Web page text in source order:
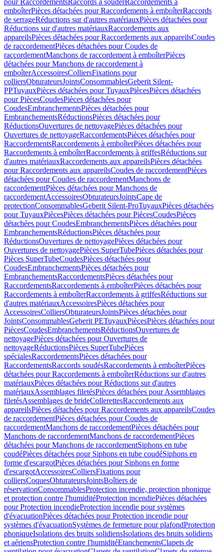
pour RaccordementsRaccords à souderRaccordements à
emboîterPièces détachées pour Raccordements à emboîterRaccords
de serrageRéductions sur d'autres matériauxPièces détachées pour
Réductions sur d'autres matériauxRaccordements aux
appareilsPièces détachées pour Raccordements aux appareilsCoudes
de raccordementPièces détachées pour Coudes de
raccordementManchons de raccordement à emboîterPièces
détachées pour Manchons de raccordement à
emboîterAccessoiresColliersFixations pour
colliersObturateursJointsConsommablesGeberit Silent-
PPTuyauxPièces détachées pour TuyauxPiècesPièces détachées
pour PiècesCoudesPièces détachées pour
CoudesEmbranchementsPièces détachées pour
EmbranchementsRéductionsPièces détachées pour
RéductionsOuvertures de nettoyagePièces détachées pour
Ouvertures de nettoyageRaccordementsPièces détachées pour
RaccordementsRaccordements à emboîterPièces détachées pour
Raccordements à emboîterRaccordements à griffesRéductions sur
d'autres matériauxRaccordements aux appareilsPièces détachées
pour Raccordements aux appareilsCoudes de raccordementPièces
détachées pour Coudes de raccordementManchons de
raccordementPièces détachées pour Manchons de
raccordementAccessoiresObturateursJointsCape de
protectionConsommablesGeberit Silent-ProTuyauxPièces détachées
pour TuyauxPiècesPièces détachées pour PiècesCoudesPièces
détachées pour CoudesEmbranchementsPièces détachées pour
EmbranchementsRéductionsPièces détachées pour
RéductionsOuvertures de nettoyagePièces détachées pour
Ouvertures de nettoyagePièces SuperTubePièces détachées pour
Pièces SuperTubeCoudesPièces détachées pour
CoudesEmbranchementsPièces détachées pour
EmbranchementsRaccordementsPièces détachées pour
RaccordementsRaccordements à emboîterPièces détachées pour
Raccordements à emboîterRaccordements à griffesRéductions sur
d'autres matériauxAccessoiresPièces détachées pour
AccessoiresColliersObturateursJointsPièces détachées pour
JointsConsommablesGeberit PETuyauxPiècesPièces détachées pour
PiècesCoudesEmbranchementsRéductionsOuvertures de
nettoyagePièces détachées pour Ouvertures de
nettoyageRéductionsPièces SuperTubePièces
spécialesRaccordementsPièces détachées pour
RaccordementsRaccords soudésRaccordements à emboîterPièces
détachées pour Raccordements à emboîterRéductions sur d'autres
matériauxPièces détachées pour Réductions sur d'autres
matériauxAssemblages filetésPièces détachées pour Assemblages
filetésAssemblages de brideCollerettesRaccordements aux
appareilsPièces détachées pour Raccordements aux appareilsCoudes
de raccordementPièces détachées pour Coudes de
raccordementManchons de raccordementPièces détachées pour
Manchons de raccordementManchons de raccordementPièces
détachées pour Manchons de raccordementSiphons en tube
coudéPièces détachées pour Siphons en tube coudéSiphons en
forme d'escargotPièces détachées pour Siphons en forme
d'escargotAccessoiresColliersFixations pour
colliersCoquesObturateursJointsBoîtiers de
réservationConsommablesProtection incendie, protection phonique
et protection contre l'humiditéProtection incendiePièces détachées
pour Protection incendieProtection incendie pour systèmes
d'évacuationPièces détachées pour Protection incendie pour
systèmes d'évacuationSystèmes de fermeture pour plafondProtection
phoniqueIsolations des bruits solidiensIsolations des bruits solidiens
et aériensProtection contre l'humiditéEtanchementsClapets de